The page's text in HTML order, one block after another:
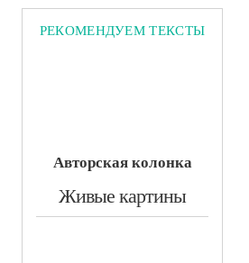
РЕКОМЕНДУЕМ ТЕКСТЫ
Авторская колонка
​Живые картины